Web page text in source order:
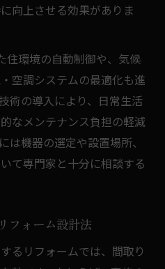
向上させる効果がありま
住環境の自動制御や、気候
空調システムの最適化も進
術の導入により、日常生活
なメンテナンス負担の軽減
は機器の選定や設置場所、
て専門家と十分に相談する
フォーム設計法
るリフォームでは、間取り